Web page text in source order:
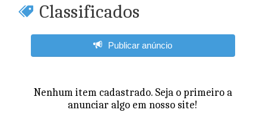
Classificados
Publicar anúncio
Nenhum item cadastrado. Seja o primeiro a
anunciar algo em nosso site!